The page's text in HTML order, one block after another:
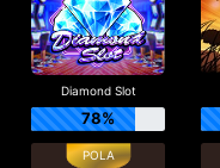
Diamond Slot
78%